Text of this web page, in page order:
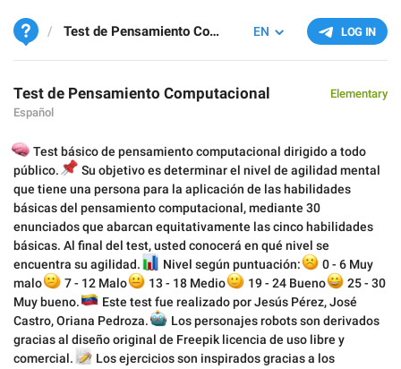
LOG IN
EN
Test de Pensamiento Computacional
Test de Pensamiento Computacional
Español
Elementary
Test básico de pensamiento computacional dirigido a todo
público.
Su objetivo es determinar el nivel de agilidad mental
que tiene una persona para la aplicación de las habilidades
básicas del pensamiento computacional, mediante 30
enunciados que abarcan equitativamente las cinco habilidades
básicas. Al final del test, usted conocerá en qué nivel se
encuentra su agilidad.
📊Nivel según puntuación:
☹️0 - 6 Muy
malo
7 - 12 Malo
😐13 - 18 Medio
🙂19 - 24 Bueno
😀25 - 30
Muy bueno.
Este test fue realizado por Jesús Pérez, José
Castro, Oriana Pedroza.
🤖Los personajes robots son derivados
gracias al diseño original de Freepik licencia de uso libre y
comercial.
Los ejercicios son inspirados gracias a los